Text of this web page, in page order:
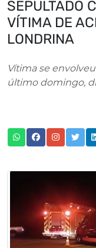
SEPULTADO
VÍTIMA DE
LONDRINA
Vítima se
último domingo,